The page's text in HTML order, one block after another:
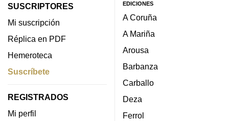
SUSCRIPTORES
Mi suscripción
Réplica en PDF
Hemeroteca
Suscríbete
REGISTRADOS
Mi perfil
EDICIONES
A Coruña
A Mariña
Arousa
Barbanza
Carballo
Deza
Ferrol